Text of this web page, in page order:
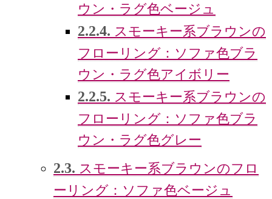
ウン・ラグ色ベージュ
2.2.4. スモーキー系ブラウンの
フローリング：ソファ色ブラ
ウン・ラグ色アイボリー
2.2.5. スモーキー系ブラウンの
フローリング：ソファ色ブラ
ウン・ラグ色グレー
2.3. スモーキー系ブラウンのフロ
ーリング：ソファ色ベージュ